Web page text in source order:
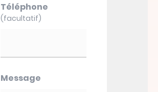
Téléphone
(facultatif)
Message